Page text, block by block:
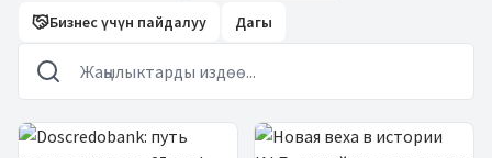
Бизнес үчүн пайдалуу Дагы
Жаңылыктар